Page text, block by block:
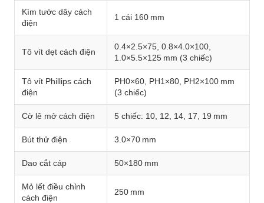
Kìm tước dây cách
điện
1 cái 160 mm
Tô vít dẹt cách điện
0.4×2.5×75, 0.8×4.0×100,
1.0×5.5×125 mm (3 chiếc)
Tô vít Phillips cách
điện
PH0×60, PH1×80, PH2×100 mm
(3 chiếc)
Cờ lê mở cách điện 5 chiếc: 10, 12, 14, 17, 19 mm
Bút thử điện 3.0×70 mm
Dao cắt cáp 50×180 mm
Mỏ lết điều chỉnh
cách điện
250 mm